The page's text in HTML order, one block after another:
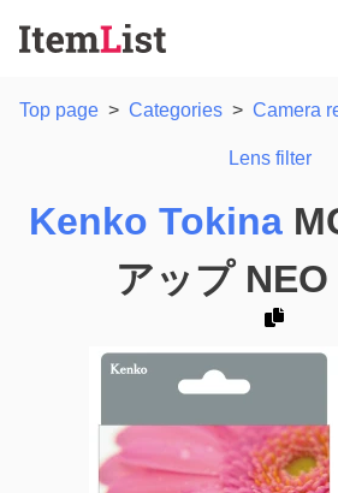
Top page > Categories > Camera
Lens filter
Kenko Tokina
アップ